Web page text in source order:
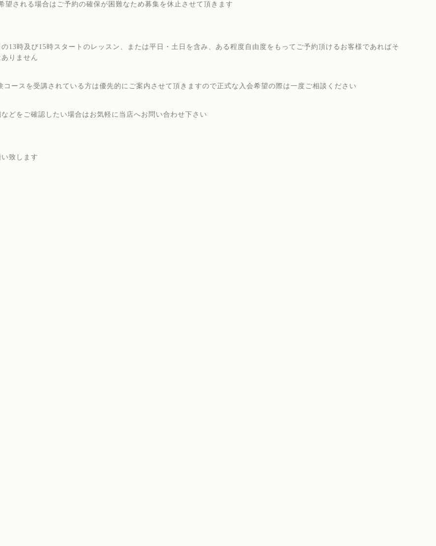
望される場合はご予約の確保が困難なため募集を休止させて頂きます
13時及び15時スタートのレッスン、または平日・土日を含み、ある程度自由度をもってご予約頂けるお客様であればそ
りません
コースを受講されている方は優先的にご案内させて頂きますので正式な入会希望の際は一度ご相談ください
などをご確認したい場合はお気軽に当店へお問い合わせ下さい
致します